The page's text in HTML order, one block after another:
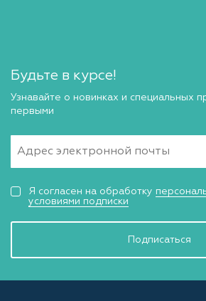
Будьте в курсе!
Узнавайте о новинках и специальных
первыми
Подписаться
Я согласен на обработку
условиями подписки